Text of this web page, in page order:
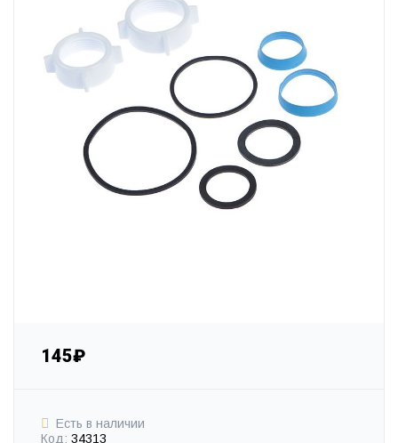
145₽
Есть в наличии
Код: 34313